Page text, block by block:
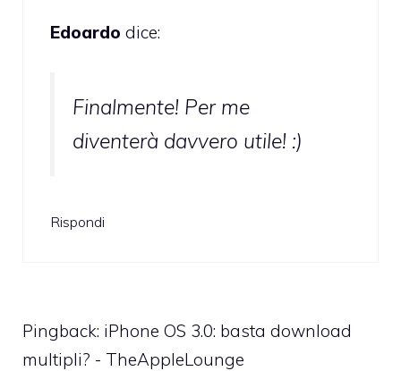
Edoardo dice:
Finalmente! Per me
diventerà davvero utile! :)
Rispondi
Pingback: iPhone OS 3.0: basta download
multipli? - TheAppleLounge